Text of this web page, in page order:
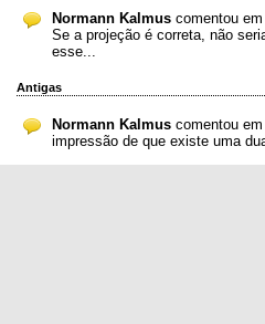
Normann Kalmus comentou em
Se a projeção é correta, não
esse...
Antigas
Normann Kalmus comentou em
impressão de que existe uma